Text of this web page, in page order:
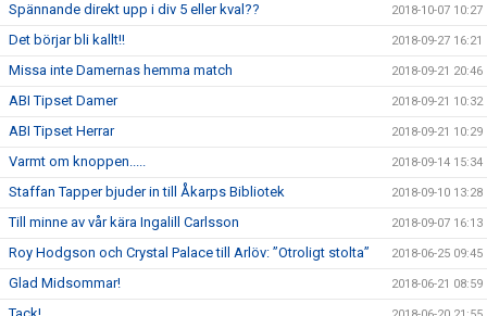
Spännande direkt upp i div 5 eller kval?? 2018-10-07 10:27
Det börjar bli kallt!! 2018-09-27 16:21
Missa inte Damernas hemma match 2018-09-21 20:46
ABI Tipset Damer 2018-09-21 10:32
ABI Tipset Herrar 2018-09-21 10:29
Varmt om knoppen..... 2018-09-14 15:34
Staffan Tapper bjuder in till Åkarps Bibliotek 2018-09-10 13:28
Till minne av vår kära Ingalill Carlsson 2018-09-07 16:13
Roy Hodgson och Crystal Palace till Arlöv: ”Otroligt stolta” 2018-06-25 09:45
Glad Midsommar! 2018-06-21 08:59